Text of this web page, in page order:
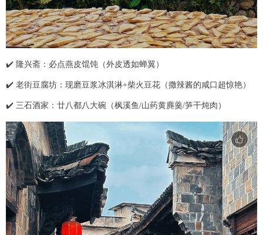
✔️ 隆兴斋：必点燕皮馄饨（外皮透如蝉翼）
✔️ 老街豆腐坊：现磨豆浆冰淇淋+柴火豆花（撒辣酱的咸口超惊艳）
✔️ 三石酒家：廿八都八大碗（枫溪鱼/山药黄麂羹/笋干炖肉）